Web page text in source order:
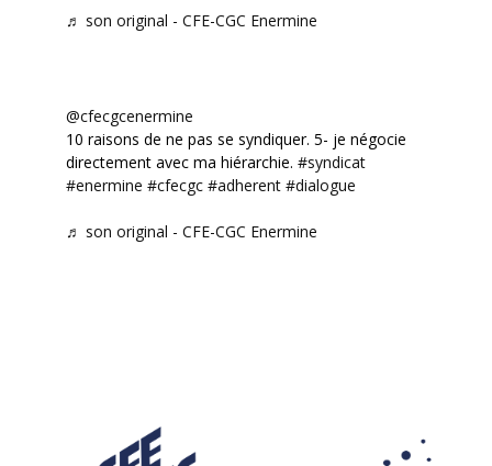
♬ son original - CFE-CGC Enermine
@cfecgcenermine
10 raisons de ne pas se syndiquer. 5- je négocie
directement avec ma hiérarchie. #syndicat
#enermine #cfecgc #adherent #dialogue
♬ son original - CFE-CGC Enermine